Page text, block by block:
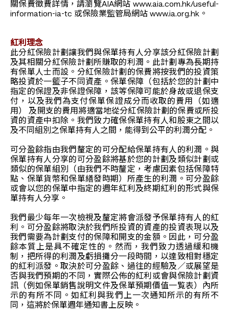
關保費徵費詳情，請瀏覽AIA網站 www.aia.com.hk/useful-
information-ia-tc 或保險業監管局網站 www.ia.org.hk。
紅利理念
此分紅保險計劃讓我們與保單持有人分享該分紅保險計劃
及其相關分紅保險計劃所賺取的利潤。此計劃專為長期持
有保單人士而設。分紅保險計劃的保費將按我們的投資策
略投資於一籃子不同資產。保單保障（包括於您的計劃中
指定的保證及非保證保障，該等保障可能於身故或退保支
付，以及我們為支付保單保證成分而收取的費用（如適
用） 及開支的費用將適當地從分紅保險計劃的保費或所投
資的資產中扣除。我們致力確保保單持有人和股東之間以
及不同組別之保單持有人之間，能得到公平的利潤分配。
可分盈餘指由我們釐定的可分配給保單持有人的利潤。與
保單持有人分享的可分盈餘將基於您的計劃及類似計劃或
類似的保單組別（由我們不時釐定，考慮因素包括保障特
點、保單貨幣和保單繕發時期）所產生的利潤。可分盈餘
或會以您的保單中指定的週年紅利及終期紅利的形式與保
單持有人分享。
我們最少每年一次檢視及釐定將會派發予保單持有人的紅
利。可分盈餘將取決於我們所投資的資產的投資表現以及
我們需要為計劃支付的保障和開支的金額。因此，可分盈
餘本質上是具不確定性的。然而，我們致力透過緩和機
制，把所得的利潤及虧損攤分一段時間，以達致相對穩定
的紅利派發。取決於可分盈餘、過往的經驗及／或展望是
否與我們預期的不同，實際公佈的紅利或會與保險計劃資
訊（例如保單銷售說明文件及保單預期價值一覧表）內所
示的有所不同。如紅利與我們上一次通知所示的有所不
同，這將於保單週年通知書上反映。